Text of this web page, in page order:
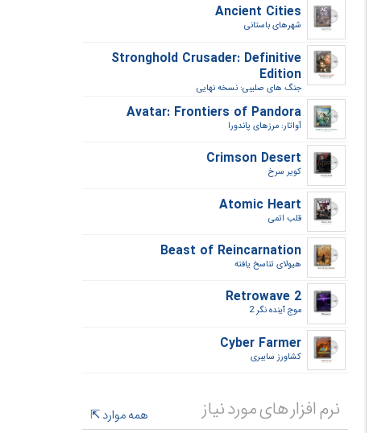
Ancient Cities
شهرهای باستانی‎
Stronghold Crusader: Definitive
Edition
جنگ های صلیبی: نسخه نهایی‎
Avatar: Frontiers of Pandora
آواتار: مرزهای پاندورا‎
Crimson Desert
کویر سرخ‎
Atomic Heart
قلب اتمی‎
Beast of Reincarnation
هیولای تناسخ یافته‎
Retrowave 2
موج آینده نگر 2‎
Cyber Farmer
کشاورز سایبری‎
نرم افزار های مورد نیاز
همه موارد